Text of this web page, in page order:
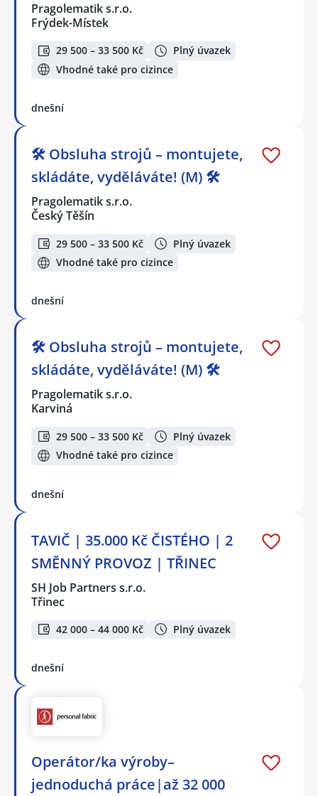
Pragolematik s.r.o.
Frýdek-Místek
29 500 – 33 500 Kč
Plný úvazek
Vhodné také pro cizince
dnešní
🛠️ Obsluha strojů – montujete,
skládáte, vyděláváte! (M) 🛠️
Pragolematik s.r.o.
Český Těšín
29 500 – 33 500 Kč
Plný úvazek
Vhodné také pro cizince
dnešní
🛠️ Obsluha strojů – montujete,
skládáte, vyděláváte! (M) 🛠️
Pragolematik s.r.o.
Karviná
29 500 – 33 500 Kč
Plný úvazek
Vhodné také pro cizince
dnešní
TAVIČ | 35.000 Kč ČISTÉHO | 2
SMĚNNÝ PROVOZ | TŘINEC
SH Job Partners s.r.o.
Třinec
42 000 – 44 000 Kč Plný úvazek
dnešní
Operátor/ka výroby–
jednoduchá práce|až 32 000